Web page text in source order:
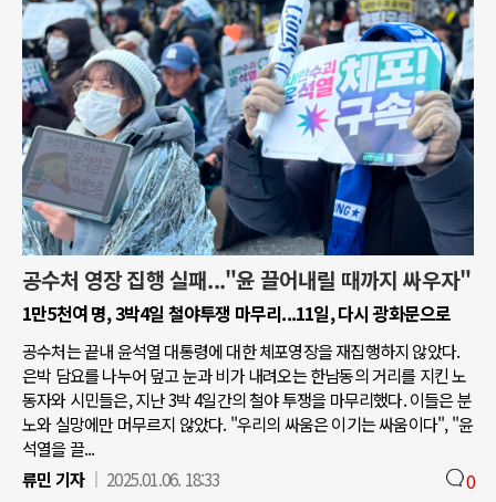
공수처 영장 집행 실패..."윤 끌어내릴 때까지 싸우자"
1만5천여 명, 3박4일 철야투쟁 마무리...11일, 다시 광화문으로
공수처는 끝내 윤석열 대통령에 대한 체포영장을 재집행하지 않았다.
은박 담요를 나누어 덮고 눈과 비가 내려오는 한남동의 거리를 지킨 노
동자와 시민들은, 지난 3박 4일간의 철야 투쟁을 마무리했다. 이들은 분
노와 실망에만 머무르지 않았다. "우리의 싸움은 이기는 싸움이다", "윤
석열을 끌...
류민 기자
2025.01.06. 18:33 0